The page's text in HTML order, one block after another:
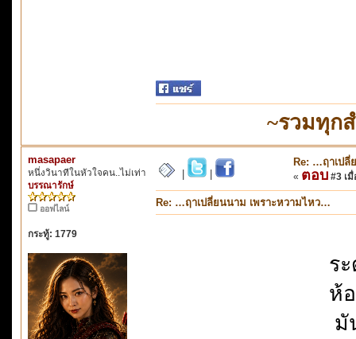
~รวมทุก
masapaer
หนึ่งวินาทีในหัวใจคน..ไม่เท่า
บรรณารักษ์
ออฟไลน์
กระทู้: 1779
Re: …ฤาเปลี่
« ตอบ #3 เมื่
Re: …ฤาเปลี่ยนนาม เพราะหวามไหว…
ร
ห้
มั